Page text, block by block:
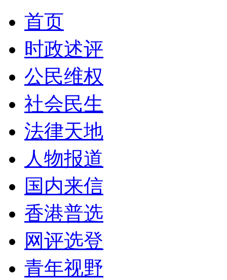
首页
时政述评
公民维权
社会民生
法律天地
人物报道
国内来信
香港普选
网评选登
青年视野